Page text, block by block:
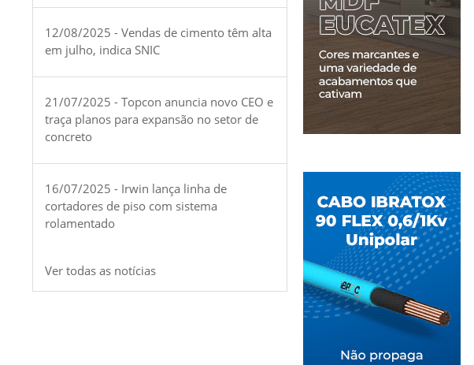
12/08/2025 - Vendas de cimento têm alta
em julho, indica SNIC
21/07/2025 - Topcon anuncia novo CEO e
traça planos para expansão no setor de
concreto
16/07/2025 - Irwin lança linha de
cortadores de piso com sistema
rolamentado
Ver todas as notícias